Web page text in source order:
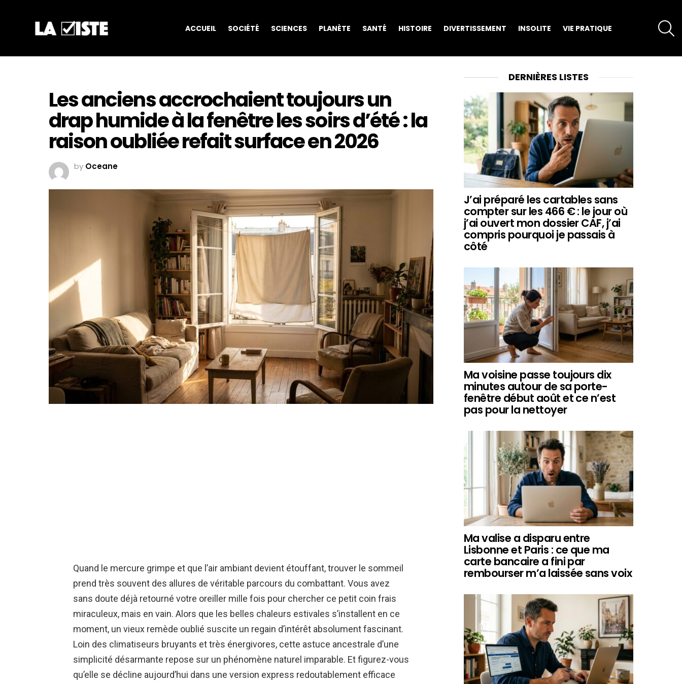
ACCUEIL SOCIÉTÉ SCIENCES PLANÈTE SANTÉ HISTOIRE DIVERTISSEMENT INSOLITE VIE PRATIQUE
Les anciens accrochaient toujours un
drap humide à la fenêtre les soirs d’été : la
raison oubliée refait surface en 2026
by Oceane
Quand le mercure grimpe et que l’air ambiant devient étouffant, trouver le sommeil
prend très souvent des allures de véritable parcours du combattant. Vous avez
sans doute déjà retourné votre oreiller mille fois pour chercher ce petit coin frais
miraculeux, mais en vain. Alors que les belles chaleurs estivales s’installent en ce
moment, un vieux remède oublié suscite un regain d’intérêt absolument fascinant.
Loin des climatiseurs bruyants et très énergivores, cette astuce ancestrale d’une
simplicité désarmante repose sur un phénomène naturel imparable. Et figurez-vous
qu’elle se décline aujourd’hui dans une version express redoutablement efficace
DERNIÈRES LISTES
J’ai préparé les cartables sans
compter sur les 466 € : le jour où
j’ai ouvert mon dossier CAF, j’ai
compris pourquoi je passais à
côté
Ma voisine passe toujours dix
minutes autour de sa porte-
fenêtre début août et ce n’est
pas pour la nettoyer
Ma valise a disparu entre
Lisbonne et Paris : ce que ma
carte bancaire a fini par
rembourser m’a laissée sans voix